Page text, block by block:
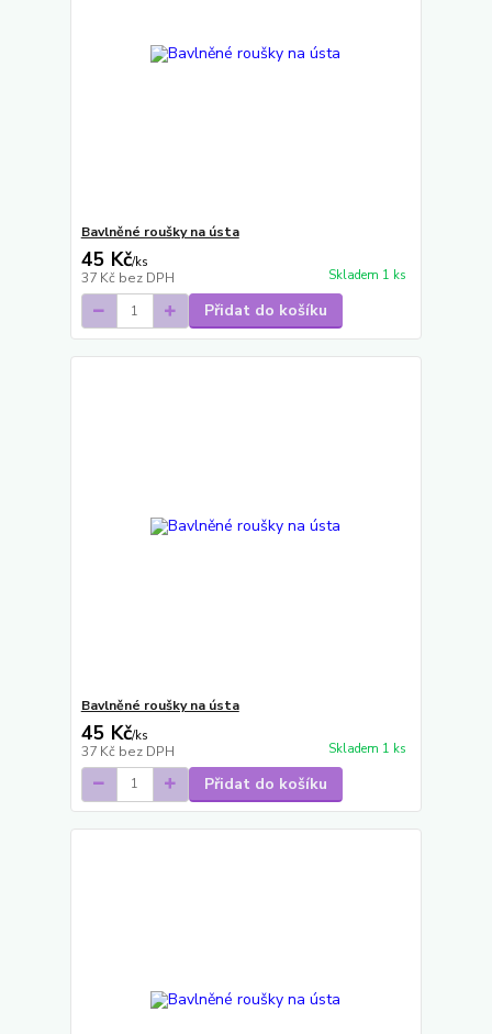
Bavlněné roušky na ústa
45 Kč/ks
37 Kč bez DPH Skladem 1 ks
Přidat do košíku
Bavlněné roušky na ústa
45 Kč/ks
37 Kč bez DPH Skladem 1 ks
Přidat do košíku